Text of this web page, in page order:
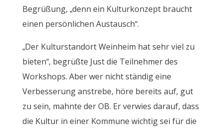
Begrüßung, „denn ein Kulturkonzept braucht
einen persönlichen Austausch“.
„Der Kulturstandort Weinheim hat sehr viel zu
bieten“, begrüßte Just die Teilnehmer des
Workshops. Aber wer nicht ständig eine
Verbesserung anstrebe, höre bereits auf, gut
zu sein, mahnte der OB. Er verwies darauf, dass
die Kultur in einer Kommune wichtig sei für die